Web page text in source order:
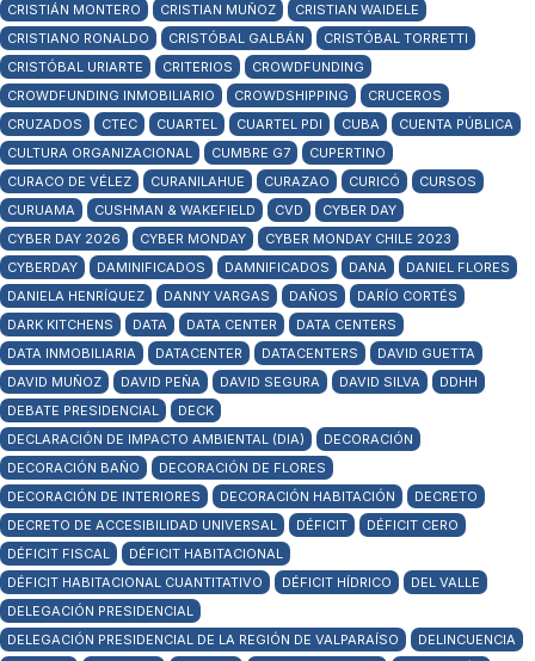
CRISTIÁN MONTERO
CRISTIAN MUÑOZ
CRISTIAN WAIDELE
CRISTIANO RONALDO
CRISTÓBAL GALBÁN
CRISTÓBAL TORRETTI
CRISTÓBAL URIARTE
CRITERIOS
CROWDFUNDING
CROWDFUNDING INMOBILIARIO
CROWDSHIPPING
CRUCEROS
CRUZADOS
CTEC CUARTEL CUARTEL PDI CUBA
CUENTA PÚBLICA
CULTURA ORGANIZACIONAL
CUMBRE G7
CUPERTINO
CURACO DE VÉLEZ
CURANILAHUE CURAZAO CURICÓ
CURSOS
CURUAMA
CUSHMAN & WAKEFIELD CVD
CYBER DAY
CYBER DAY 2026
CYBER MONDAY
CYBER MONDAY CHILE 2023
CYBERDAY
DAMINIFICADOS DAMNIFICADOS DANA
DANIEL FLORES
DANIELA HENRÍQUEZ
DANNY VARGAS DAÑOS
DARÍO CORTÉS
DARK KITCHENS
DATA DATA CENTER
DATA CENTERS
DATA INMOBILIARIA
DATACENTER DATACENTERS
DAVID GUETTA
DAVID MUÑOZ
DAVID PEÑA DAVID SEGURA DAVID SILVA
DDHH
DEBATE PRESIDENCIAL
DECK
DECLARACIÓN DE IMPACTO AMBIENTAL (DIA)
DECORACIÓN
DECORACIÓN BAÑO
DECORACIÓN DE FLORES
DECORACIÓN DE INTERIORES
DECORACIÓN HABITACIÓN
DECRETO
DECRETO DE ACCESIBILIDAD UNIVERSAL
DÉFICIT
DÉFICIT CERO
DÉFICIT FISCAL
DÉFICIT HABITACIONAL
DÉFICIT HABITACIONAL CUANTITATIVO
DÉFICIT HÍDRICO
DEL VALLE
DELEGACIÓN PRESIDENCIAL
DELEGACIÓN PRESIDENCIAL DE LA REGIÓN DE VALPARAÍSO
DELINCUENCIA